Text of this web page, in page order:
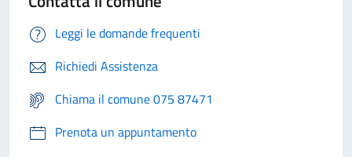
Leggi le domande frequenti
Richiedi Assistenza
Chiama il comune 075 87471
Prenota un appuntamento